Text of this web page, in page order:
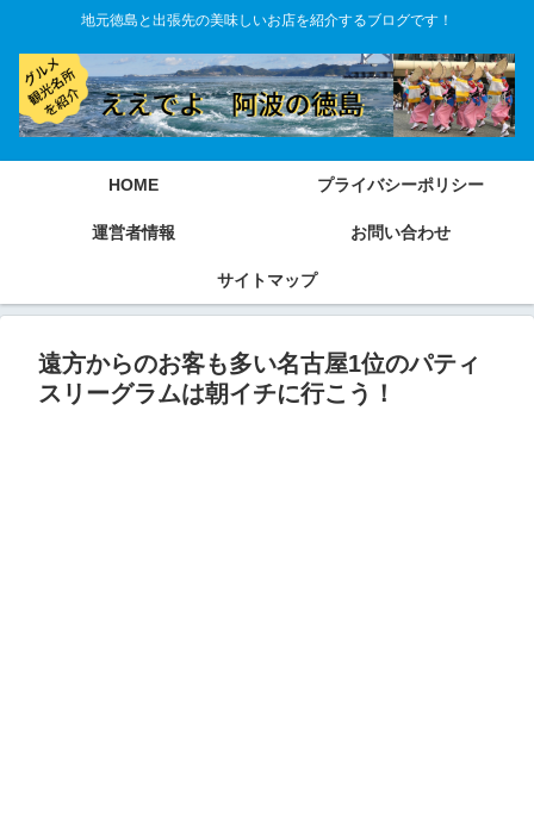
地元徳島と出張先の美味しいお店を紹介するブログです！
HOME プライバシーポリシー
運営者情報 お問い合わせ
サイトマップ
遠方からのお客も多い名古屋1位のパティ
スリーグラムは朝イチに行こう！